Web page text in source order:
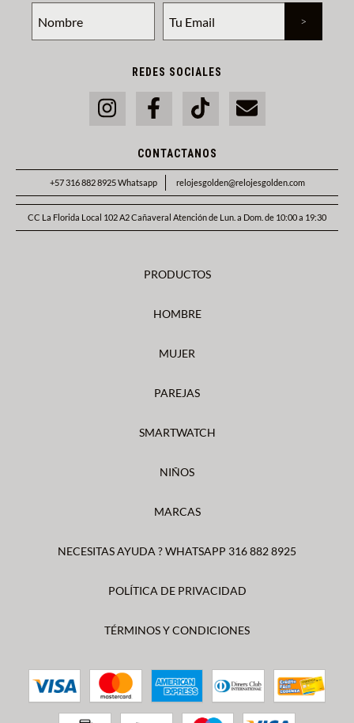
REDES SOCIALES
CONTACTANOS
+57 316 882 8925 Whatsapp relojesgolden@relojesgolden.com
CC La Florida Local 102 A2 Cañaveral Atención de Lun. a Dom. de 10:00 a 19:30
PRODUCTOS
HOMBRE
MUJER
PAREJAS
SMARTWATCH
NIÑOS
MARCAS
NECESITAS AYUDA ? WHATSAPP 316 882 8925
POLÍTICA DE PRIVACIDAD
TÉRMINOS Y CONDICIONES